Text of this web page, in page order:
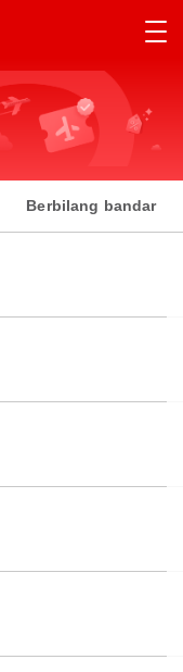
Berbilang bandar